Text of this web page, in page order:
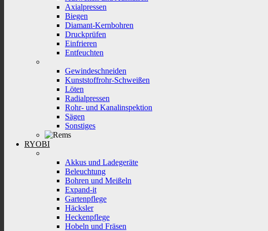
Axialpressen
Biegen
Diamant-Kernbohren
Druckprüfen
Einfrieren
Entfeuchten
Gewindeschneiden
Kunststoffrohr-Schweißen
Löten
Radialpressen
Rohr- und Kanalinspektion
Sägen
Sonstiges
RYOBI
Akkus und Ladegeräte
Beleuchtung
Bohren und Meißeln
Expand-it
Gartenpflege
Häcksler
Heckenpflege
Hobeln und Fräsen